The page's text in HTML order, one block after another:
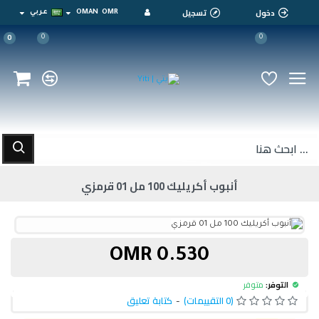
دخول تسجيل OMR
OMAN عربي
0
0
0
أنبوب أكريليك 100 مل 01 قرمزي
التوفر: متوفر
(0 التقييمات) - كتابة تعليق
0.530 OMR